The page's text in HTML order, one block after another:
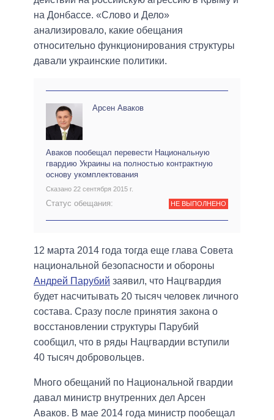
на Донбассе. «Слово и Дело»
анализировало, какие обещания
относительно функционирования структуры
давали украинские политики.
Арсен Аваков
Аваков пообещал перевести Национальную
гвардию Украины на полностью контрактную
основу укомплектования
Сказано 22 сентября 2015 г.
Статус обещания: НЕ ВЫПОЛНЕНО
12 марта 2014 года тогда еще глава Совета
национальной безопасности и обороны
Андрей Парубий заявил, что Нацгвардия
будет насчитывать 20 тысяч человек личного
состава. Сразу после принятия закона о
восстановлении структуры Парубий
сообщил, что в ряды Нацгвардии вступили
40 тысяч добровольцев.
Много обещаний по Национальной гвардии
давал министр внутренних дел Арсен
Аваков. В мае 2014 года министр пообещал